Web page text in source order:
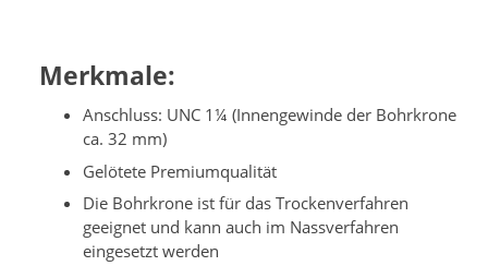
Merkmale:
Anschluss: UNC 1¼ (Innengewinde der Bohrkrone
ca. 32 mm)
Gelötete Premiumqualität
Die Bohrkrone ist für das Trockenverfahren
geeignet und kann auch im Nassverfahren
eingesetzt werden